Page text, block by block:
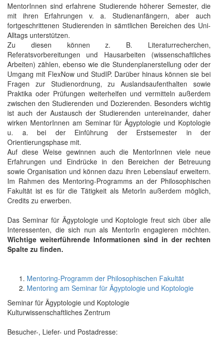
MentorInnen sind erfahrene Studierende höherer Semester, die
mit ihren Erfahrungen v. a. Studienanfängern, aber auch
fortgeschrittenen Studierenden in sämtlichen Bereichen des Uni-
Alltags unterstützen.
Zu diesen können z. B. Literaturrecherchen,
Referatsvorbereitungen und Hausarbeiten (wissenschaftliches
Arbeiten) zählen, ebenso wie die Stundenplanerstellung oder der
Umgang mit FlexNow und StudIP. Darüber hinaus können sie bei
Fragen zur Studienordnung, zu Auslandsaufenthalten sowie
Praktika oder Prüfungen weiterhelfen und vermitteln außerdem
zwischen den Studierenden und Dozierenden. Besonders wichtig
ist auch der Austausch der Studierenden untereinander, daher
wirken MentorInnen am Seminar für Ägyptologie und Koptologie
u. a. bei der Einführung der Erstsemester in der
Orientierungsphase mit.
Auf diese Weise gewinnen auch die MentorInnen viele neue
Erfahrungen und Eindrücke in den Bereichen der Betreuung
sowie Organisation und können dazu ihren Lebenslauf erweitern.
Im Rahmen des Mentoring-Programms an der Philosophischen
Fakultät ist es für die Tätigkeit als MetorIn außerdem möglich,
Credits zu erwerben.
Das Seminar für Ägyptologie und Koptologie freut sich über alle
Interessenten, die sich nun als MentorIn engagieren möchten.
Wichtige weiterführende Informationen sind in der rechten
Spalte zu finden.
Mentoring-Programm der Philosophischen Fakultät
Mentoring am Seminar für Ägyptologie und Koptologie
Seminar für Ägyptologie und Koptologie
Kulturwissenschaftliches Zentrum
Besucher-, Liefer- und Postadresse: